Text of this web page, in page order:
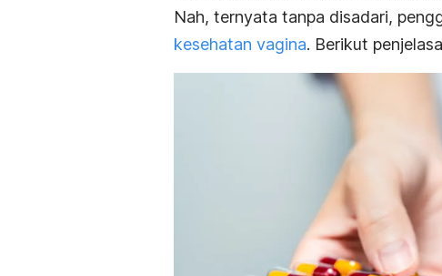
Nah, ternyata tanpa disadari,
kesehatan vagina. Berikut